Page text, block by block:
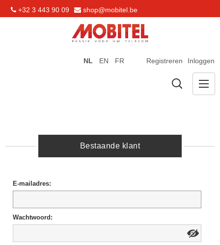
+32 3 443 90 09 shop@mobitel.be
Registreren Inloggen
NL EN FR
Bestaande klant
E-mailadres:
Wachtwoord: